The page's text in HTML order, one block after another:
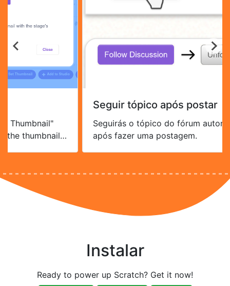
thumbnail
Seguir tópico após postar
Seguirás o tópico do fórum
após fazer uma postagem.
Instalar
Ready to power up Scratch? Get it now!